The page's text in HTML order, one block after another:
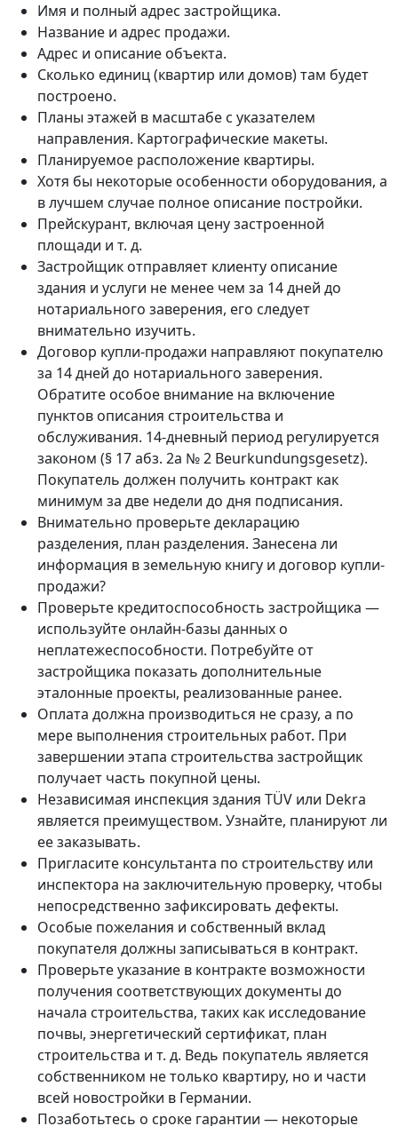
Имя и полный адрес застройщика.
Название и адрес продажи.
Адрес и описание объекта.
Сколько единиц (квартир или домов) там будет
построено.
Планы этажей в масштабе с указателем
направления. Картографические макеты.
Планируемое расположение квартиры.
Хотя бы некоторые особенности оборудования, а
в лучшем случае полное описание постройки.
Прейскурант, включая цену застроенной
площади и т. д.
Застройщик отправляет клиенту описание
здания и услуги не менее чем за 14 дней до
нотариального заверения, его следует
внимательно изучить.
Договор купли-продажи направляют покупателю
за 14 дней до нотариального заверения.
Обратите особое внимание на включение
пунктов описания строительства и
обслуживания. 14-дневный период регулируется
законом (§ 17 абз. 2а № 2 Beurkundungsgesetz).
Покупатель должен получить контракт как
минимум за две недели до дня подписания.
Внимательно проверьте декларацию
разделения, план разделения. Занесена ли
информация в земельную книгу и договор купли-
продажи?
Проверьте кредитоспособность застройщика —
используйте онлайн-базы данных о
неплатежеспособности. Потребуйте от
застройщика показать дополнительные
эталонные проекты, реализованные ранее.
Оплата должна производиться не сразу, а по
мере выполнения строительных работ. При
завершении этапа строительства застройщик
получает часть покупной цены.
Независимая инспекция здания TÜV или Dekra
является преимуществом. Узнайте, планируют ли
ее заказывать.
Пригласите консультанта по строительству или
инспектора на заключительную проверку, чтобы
непосредственно зафиксировать дефекты.
Особые пожелания и собственный вклад
покупателя должны записываться в контракт.
Проверьте указание в контракте возможности
получения соответствующих документы до
начала строительства, таких как исследование
почвы, энергетический сертификат, план
строительства и т. д. Ведь покупатель является
собственником не только квартиру, но и части
всей новостройки в Германии.
Позаботьтесь о сроке гарантии — некоторые